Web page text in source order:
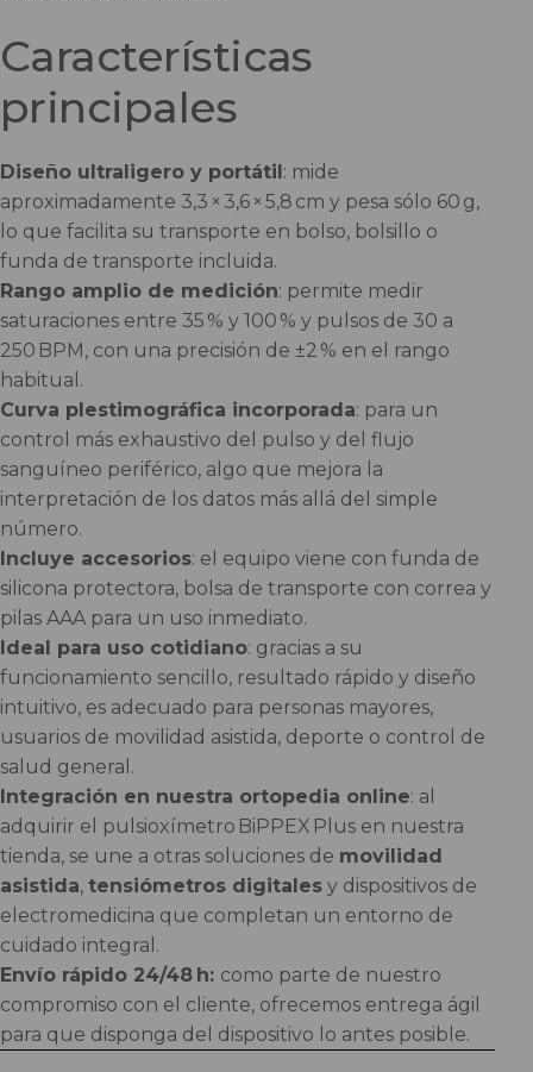
Características
principales
Diseño ultraligero y portátil : mide
aproximadamente 3,3 × 3,6 × 5,8 cm y pesa sólo 60 g,
lo que facilita su transporte en bolso, bolsillo o
funda de transporte incluida.
Rango amplio de medición: permite medir
saturaciones entre 35 % y 100 % y pulsos de 30 a
250 BPM, con una precisión de ±2 % en el rango
habitual.
Curva plestimográfica incorporada: para un
control más exhaustivo del pulso y del flujo
sanguíneo periférico, algo que mejora la
interpretación de los datos más allá del simple
número.
Incluye accesorios: el equipo viene con funda de
silicona protectora, bolsa de transporte con correa y
pilas AAA para un uso inmediato.
Ideal para uso cotidiano: gracias a su
funcionamiento sencillo, resultado rápido y diseño
intuitivo, es adecuado para personas mayores,
usuarios de movilidad asistida, deporte o control de
salud general.
Integración en nuestra ortopedia online: al
adquirir el pulsioxímetro BiPPEX Plus en nuestra
tienda, se une a otras soluciones de movilidad
asistida, tensiómetros digitales y dispositivos de
electromedicina que completan un entorno de
cuidado integral.
Envío rápido 24/48 h: como parte de nuestro
compromiso con el cliente, ofrecemos entrega ágil
para que disponga del dispositivo lo antes posible.